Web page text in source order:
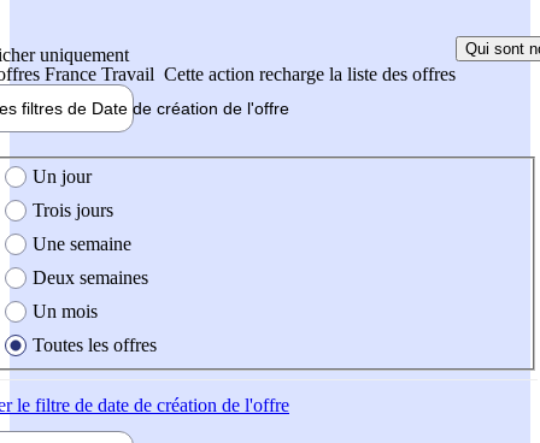
uniquement
France Travail Cette action recharge la liste des offres
Qui sont
filtres de Date de création de l'offre
création de l'offre
Un jour
Trois jours
Une semaine
Deux semaines
Un mois
Toutes les offres
le filtre de date de création de l'offre